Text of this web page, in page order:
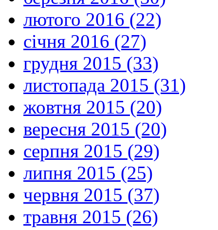
лютого 2016 (22)
січня 2016 (27)
грудня 2015 (33)
листопада 2015 (31)
жовтня 2015 (20)
вересня 2015 (20)
серпня 2015 (29)
липня 2015 (25)
червня 2015 (37)
травня 2015 (26)